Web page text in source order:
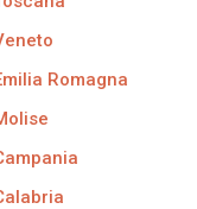
Romagna